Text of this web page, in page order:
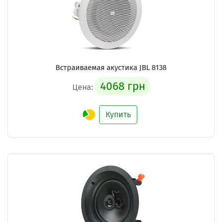
Встраиваемая акустика JBL 8138
Цена: 4068 грн
Купить